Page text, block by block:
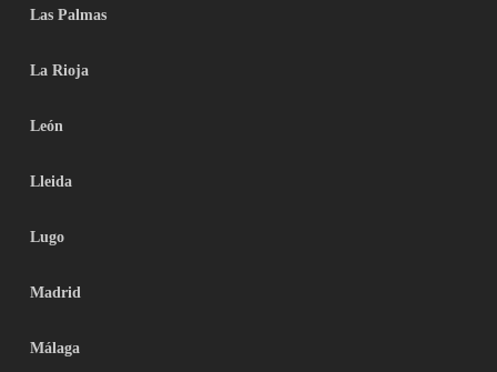
Las Palmas
La Rioja
León
Lleida
Lugo
Madrid
Málaga